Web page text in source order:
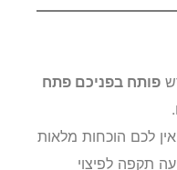
פותח בפניכם פתח
לכם הוכחות מלאות
תקפה לפיצוי